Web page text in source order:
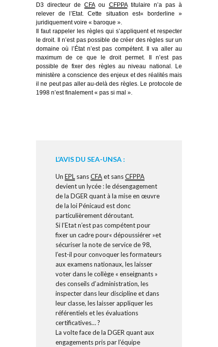
D3 directeur deCFAou CFPPAtitulaire n’a pas à
relever de l’Etat. Cette situation est« borderline »
juridiquement voire « baroque ».
Il faut rappeler les règles qui s’appliquent et respecter
le droit. Il n’est pas possible de créer des règles sur un
domaine où l’État n’est pas compétent. Il va aller au
maximum de ce que le droit permet. Il n’est pas
possible de fixer des règles au niveau national. Le
ministère a conscience des enjeux et des réalités mais
il ne peut pas aller au-delà des règles. Le protocole de
1998 n’est finalement « pas si mal ».
L’AVIS DU SEA-UNSA :
Un EPL sansCFAet sansCFPPA
devient un lycée : le désengagement
de la DGER quant à la mise en œuvre
de la loi Pénicaud est donc
particulièrement déroutant.
Si l’Etat n’est pas compétent pour
fixer un cadre pour« dépoussiérer »et
sécuriser la note de service de 98,
l’est-il pour convoquer les formateurs
aux examens nationaux, les laisser
voter dans le collège « enseignants »
des conseils d’administration, les
inspecter dans leur discipline et dans
leur classe, les laisser appliquer les
référentiels et les évaluations
certificatives… ?
La volte face de la DGER quant aux
engagements pris par l’équipe